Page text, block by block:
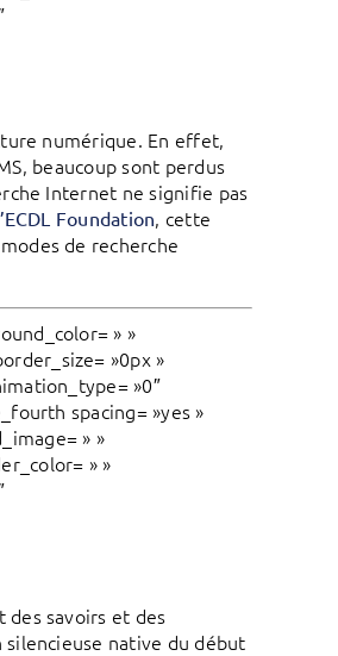
numérique. En effet,
beaucoup sont perdus
Internet ne signifie pas
Foundation, cette
de recherche
» »
»0px »
»0″
spacing= »yes »
» »
» »
des savoirs et des
silencieuse native du début